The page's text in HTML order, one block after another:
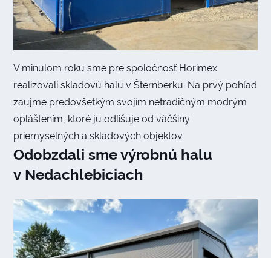
V minulom roku sme pre spoločnosť Horimex
realizovali skladovú halu v Šternberku. Na prvý pohľad
zaujme predovšetkým svojím netradičným modrým
opláštením, ktoré ju odlišuje od väčšiny
priemyselných a skladových objektov.
Odobzdali sme výrobnú halu
v Nedachlebiciach